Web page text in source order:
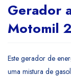
Gerador
Motomil
Este gerador de
uma mistura de